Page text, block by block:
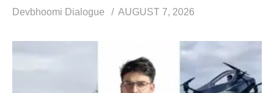
Devbhoomi Dialogue
AUGUST 7, 2026